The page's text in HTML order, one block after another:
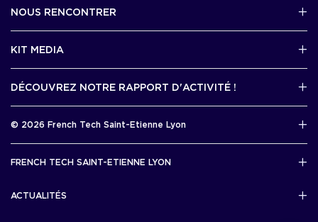
NOUS RENCONTRER
KIT MEDIA
DÉCOUVREZ NOTRE RAPPORT D'ACTIVITÉ !
© 2026 French Tech Saint-Etienne Lyon
Politique de confidentialité
Développement 69pixl
FRENCH TECH SAINT-ETIENNE LYON
ACTUALITÉS